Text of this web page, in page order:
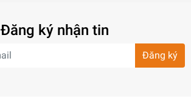
Đăng ký nhận tin
Đăng ký